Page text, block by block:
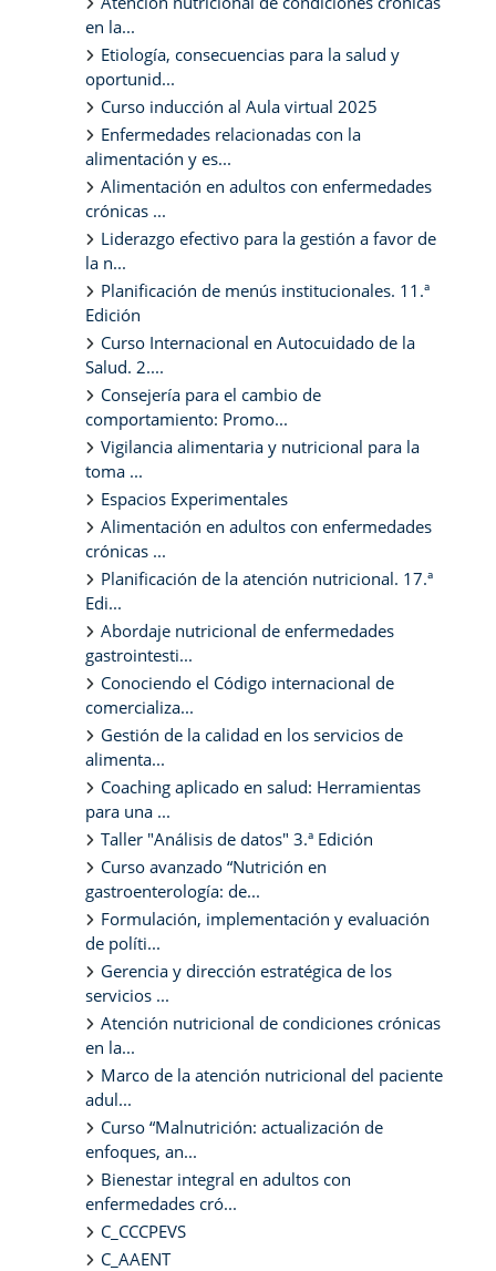
en la...
Etiología, consecuencias para la salud y
oportunid...
Curso inducción al Aula virtual 2025
Enfermedades relacionadas con la
alimentación y es...
Alimentación en adultos con enfermedades
crónicas ...
Liderazgo efectivo para la gestión a favor de
la n...
Planificación de menús institucionales. 11.ª
Edición
Curso Internacional en Autocuidado de la
Salud. 2....
Consejería para el cambio de
comportamiento: Promo...
Vigilancia alimentaria y nutricional para la
toma ...
Espacios Experimentales
Alimentación en adultos con enfermedades
crónicas ...
Planificación de la atención nutricional. 17.ª
Edi...
Abordaje nutricional de enfermedades
gastrointesti...
Conociendo el Código internacional de
comercializa...
Gestión de la calidad en los servicios de
alimenta...
Coaching aplicado en salud: Herramientas
para una ...
Taller "Análisis de datos" 3.ª Edición
Curso avanzado “Nutrición en
gastroenterología: de...
Formulación, implementación y evaluación
de políti...
Gerencia y dirección estratégica de los
servicios ...
Atención nutricional de condiciones crónicas
en la...
Marco de la atención nutricional del paciente
adul...
Curso “Malnutrición: actualización de
enfoques, an...
Bienestar integral en adultos con
enfermedades cró...
C_CCCPEVS
C_AAENT